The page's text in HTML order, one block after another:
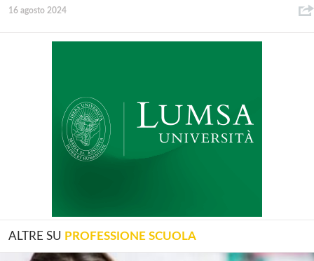
16 agosto 2024
ALTRE SU PROFESSIONE SCUOLA